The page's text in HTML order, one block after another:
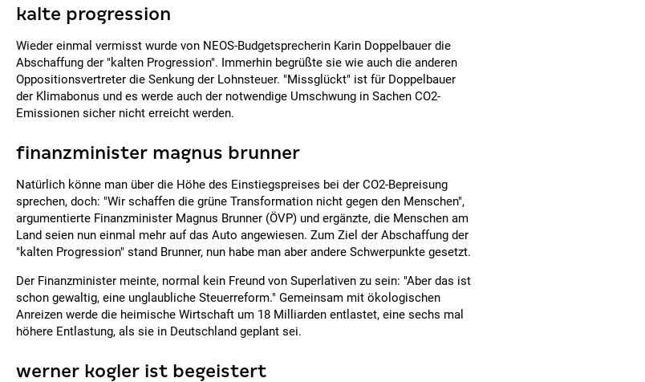
kalte progression
Wieder einmal vermisst wurde von NEOS-Budgetsprecherin Karin Doppelbauer die
Abschaffung der "kalten Progression". Immerhin begrüßte sie wie auch die anderen
Oppositionsvertreter die Senkung der Lohnsteuer. "Missglückt" ist für Doppelbauer
der Klimabonus und es werde auch der notwendige Umschwung in Sachen CO2-
Emissionen sicher nicht erreicht werden.
finanzminister magnus brunner
Natürlich könne man über die Höhe des Einstiegspreises bei der CO2-Bepreisung
sprechen, doch: "Wir schaffen die grüne Transformation nicht gegen den Menschen",
argumentierte Finanzminister Magnus Brunner (ÖVP) und ergänzte, die Menschen am
Land seien nun einmal mehr auf das Auto angewiesen. Zum Ziel der Abschaffung der
"kalten Progression" stand Brunner, nun habe man aber andere Schwerpunkte gesetzt.
Der Finanzminister meinte, normal kein Freund von Superlativen zu sein: "Aber das ist
schon gewaltig, eine unglaubliche Steuerreform." Gemeinsam mit ökologischen
Anreizen werde die heimische Wirtschaft um 18 Milliarden entlastet, eine sechs mal
höhere Entlastung, als sie in Deutschland geplant sei.
werner kogler ist begeistert